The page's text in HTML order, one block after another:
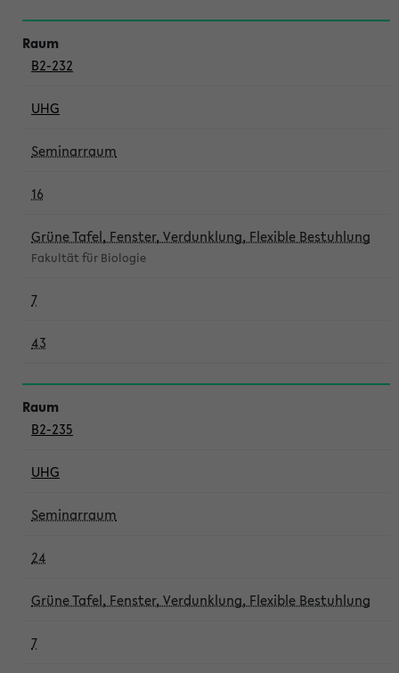
B2-232
UHG
Seminarraum
16
Grüne Tafel, Fenster, Verdunklung, Flexible Bestuhlung
Fakultät für Biologie
7
43
B2-235
UHG
Seminarraum
24
Grüne Tafel, Fenster, Verdunklung, Flexible Bestuhlung
7